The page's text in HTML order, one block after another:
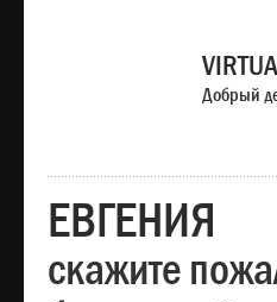
Добрый
ЕВГЕНИЯ
скажите